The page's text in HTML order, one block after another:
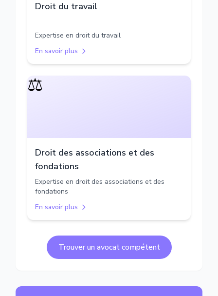
Droit du travail
Expertise en droit du travail
En savoir plus
⚖️
Droit des associations et des
fondations
Expertise en droit des associations et des
fondations
En savoir plus
Trouver un avocat compétent